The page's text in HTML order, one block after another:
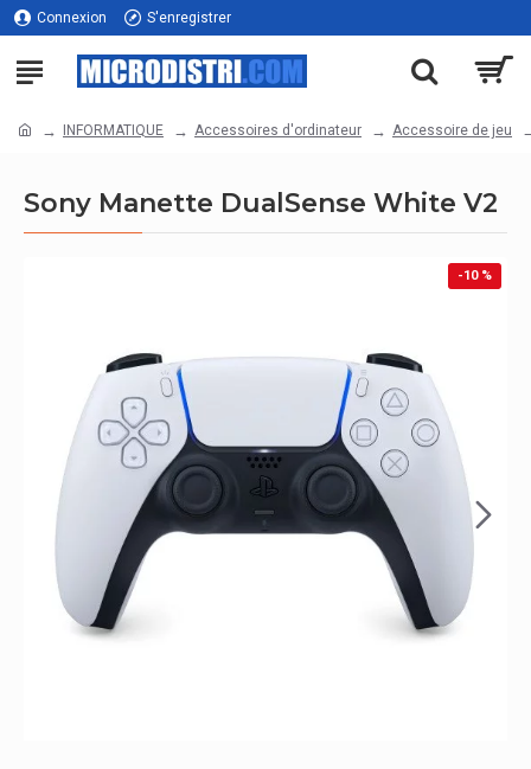
Connexion S'enregistrer
INFORMATIQUE Accessoires d'ordinateur Accessoire de jeu
Sony Manette DualSense White V2
-10 %